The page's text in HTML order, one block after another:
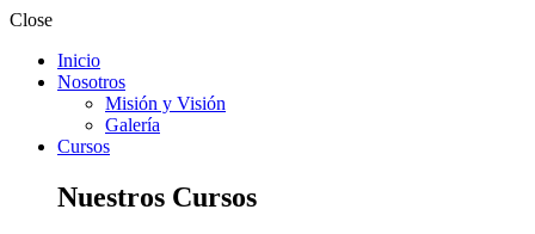
Close
Inicio
Nosotros
Misión y Visión
Galería
Cursos
Nuestros Cursos